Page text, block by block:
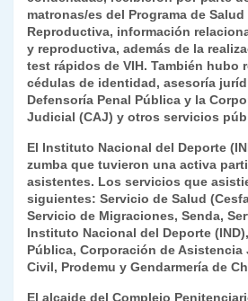
matronas/es del Programa de Salud
Reproductiva, información
y reproductiva, además de la
test rápidos de VIH. También hubo
cédulas de identidad, asesoría
Defensoría Penal Pública y la
Judicial (CAJ) y otros servicios
El Instituto Nacional del Deporte
zumba que tuvieron una activa
asistentes. Los servicios que
siguientes: Servicio de Salud
Servicio de Migraciones, Senda,
Instituto Nacional del Deporte
Pública, Corporación de
Civil, Prodemu y Gendarmería de
El alcaide del Complejo